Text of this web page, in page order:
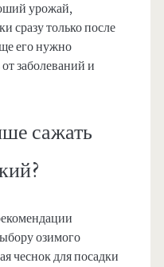
урожай,
сразу только после
его нужно
заболеваний и
сажать
озимого
чеснок для посадки